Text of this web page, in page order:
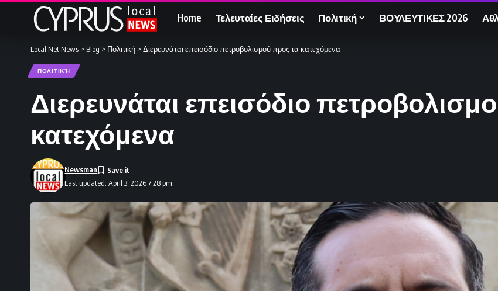
Home Τελευταίες Ειδήσεις Πολιτική ΒΟΥΛΕΥΤΙΚΕΣ 2026
Local Net News > Blog > Πολιτική > Διερευνάται επεισόδιο πετροβολισμού προς τα κατεχόμενα
ΠΟΛΙΤΙΚΉ
Διερευνάται επεισόδιο
κατεχόμενα
Last updated: April 3, 2026 7:28 pm
Newsman